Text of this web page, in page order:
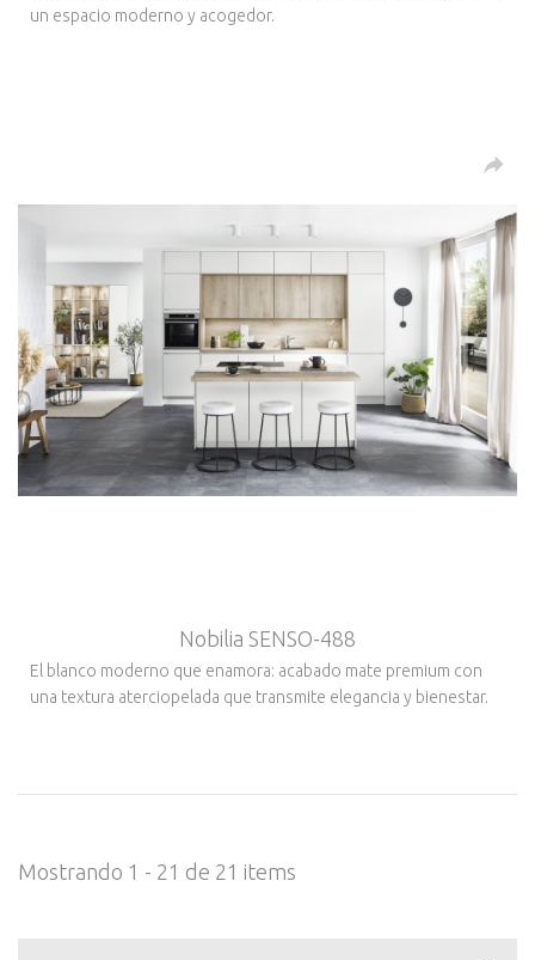
un espacio moderno y acogedor.
Nobilia SENSO-488
El blanco moderno que enamora: acabado mate premium con
una textura aterciopelada que transmite elegancia y bienestar.
Mostrando 1 - 21 de 21 items